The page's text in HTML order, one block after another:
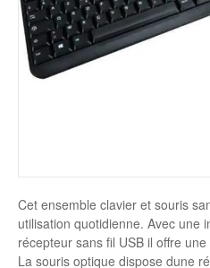
Disque SSD
Cet ensemble clavier et souris
utilisation quotidienne. Avec une
récepteur sans fil USB il offre
La souris optique dispose dune